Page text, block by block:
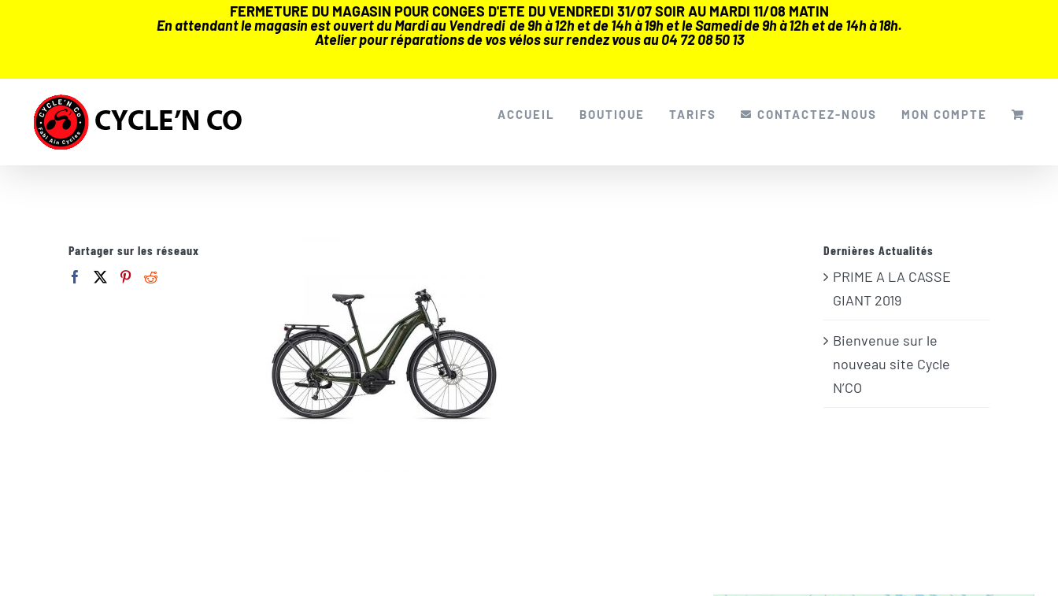
FERMETURE DU MAGASIN POUR CONGES D'ETE DU VENDREDI 31/07 SOIR AU MARDI 11/08 MATIN
En attendant le magasin est ouvert du Mardi au Vendredi de 9h à 12h et de 14h à 19h et le Samedi de 9h à 12h et de 14h à 18h.
Atelier pour réparations de vos vélos sur rendez vous au 04 72 08 50 13
contenu
ACCUEIL BOUTIQUE TARIFS CONTACTEZ-NOUS MON COMPTE
Partager sur les réseaux Dernières Actualités
PRIME A LA CASSE
GIANT 2019
Bienvenue sur le
nouveau site Cycle
N’CO